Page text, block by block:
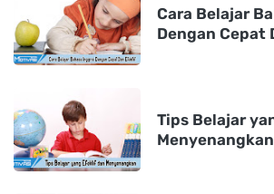
Cara Belajar
Dengan Cepat
Tips Belajar
Menyenangkan